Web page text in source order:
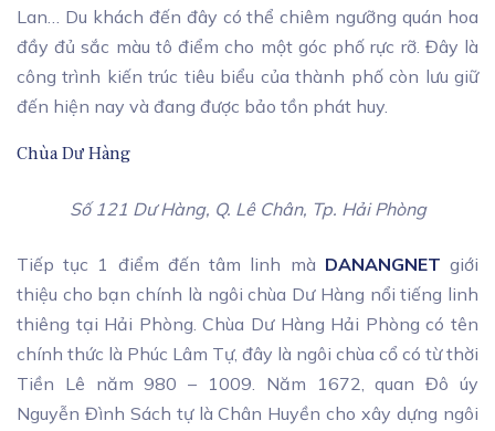
Lan… Du khách đến đây có thể chiêm ngưỡng quán hoa
đầy đủ sắc màu tô điểm cho một góc phố rực rỡ. Đây là
công trình kiến trúc tiêu biểu của thành phố còn lưu giữ
đến hiện nay và đang được bảo tồn phát huy.
Chùa Dư Hàng
Số 121 Dư Hàng, Q. Lê Chân, Tp. Hải Phòng
Tiếp tục 1 điểm đến tâm linh mà DANANGNET giới
thiệu cho bạn chính là ngôi chùa Dư Hàng nổi tiếng linh
thiêng tại Hải Phòng. Chùa Dư Hàng Hải Phòng có tên
chính thức là Phúc Lâm Tự, đây là ngôi chùa cổ có từ thời
Tiền Lê năm 980 – 1009. Năm 1672, quan Đô úy
Nguyễn Đình Sách tự là Chân Huyền cho xây dựng ngôi